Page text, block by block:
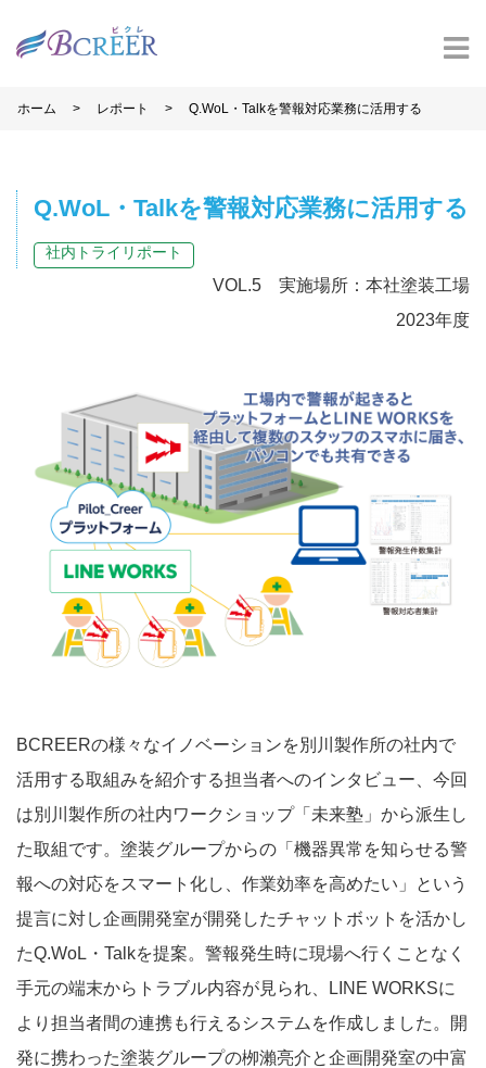
ホーム > レポート > Q.WoL・Talkを警報対応業務に活用する
Q.WoL・Talkを警報対応業務に活用する
社内トライリポート
VOL.5 実施場所：本社塗装工場
2023年度
BCREERの様々なイノベーションを別川製作所の社内で
活用する取組みを紹介する担当者へのインタビュー、今回
は別川製作所の社内ワークショップ「未来塾」から派生し
た取組です。塗装グループからの「機器異常を知らせる警
報への対応をスマート化し、作業効率を高めたい」という
提言に対し企画開発室が開発したチャットボットを活かし
たQ.WoL・Talkを提案。警報発生時に現場へ行くことなく
手元の端末からトラブル内容が見られ、LINE WORKSに
より担当者間の連携も行えるシステムを作成しました。開
発に携わった塗装グループの栁瀨亮介と企画開発室の中富